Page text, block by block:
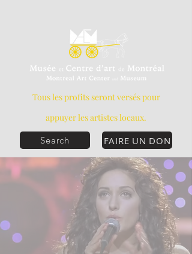
FAIRE UN DON
Tous les profits seront versés pour
appuyer les artistes locaux.
Search